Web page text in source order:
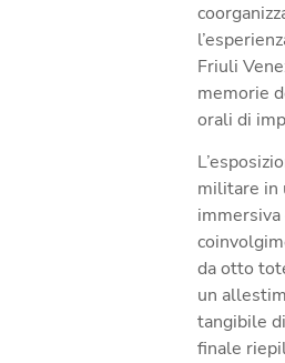
Friuli
memorie
orali di
militare in
da otto
un
tangibile
finale